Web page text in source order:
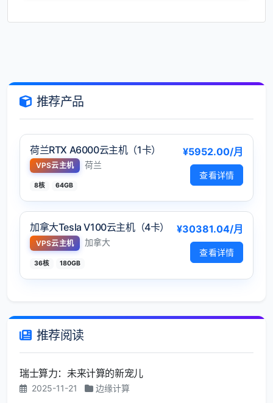
推荐产品
荷兰RTX A6000云主机（1卡）
VPS云主机 荷兰
8核 64GB
¥5952.00/月
查看详情
加拿大Tesla V100云主机（4卡）
VPS云主机 加拿大
36核 180GB
¥30381.04/月
查看详情
推荐阅读
瑞士算力：未来计算的新宠儿
2025-11-21 边缘计算